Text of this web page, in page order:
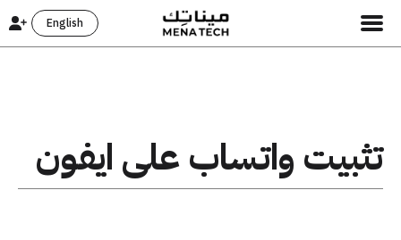
English
تثبيت واتساب على ايفون